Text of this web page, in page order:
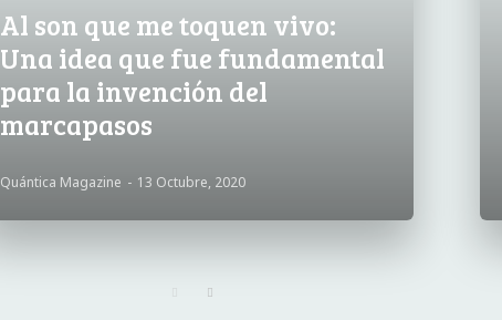
Al son que me toquen vivo:
Una idea que fue fundamental
para la invención del
marcapasos
Quántica Magazine - 13 Octubre, 2020